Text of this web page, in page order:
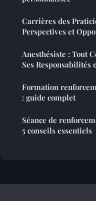
Carrières des
Perspectives et
Anesthésiste : Tout
Ses
Formation
: guide complet
Séance de
5 conseils essentiels